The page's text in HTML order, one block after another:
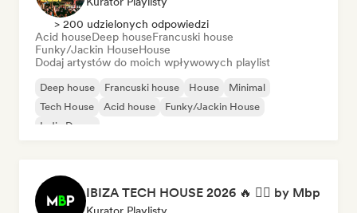
> 200 udzielonych odpowiedzi
Acid houseDeep houseFrancuski house
Funky/Jackin HouseHouse
Dodaj artystów do moich wpływowych playlist
Deep house Francuski house House
Minimal
Tech House
Acid house
Funky/Jackin House
Indie Dance
IBIZA TECH HOUSE 2026 🔥 😮‍💨 by Mbp